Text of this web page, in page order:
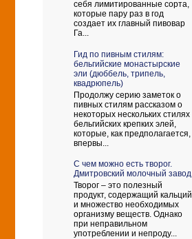
себя лимитированные сорта,
которые пару раз в год
создает их главный пивовар
Га...
Гид по пивным стилям:
бельгийские монастырские
эли (дюббель, трипель,
квадрюпель)
Продолжу серию заметок о
пивных стилям рассказом о
некоторых нескольких стилях
бельгийских крепких элей,
которые, как предполагается,
впервы...
С чем можно есть творог.
Дмитровский молочный завод
Творог – это полезный
продукт, содержащий кальций
и множество необходимых
организму веществ. Однако
при неправильном
употреблении и непроду...